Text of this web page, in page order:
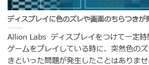
ディスプレイに色のズレや画面のちらつきが
Allion Labs ディスプレイをつけて一定時
ゲームをプレイしている時に、突然色の
きといった問題が発生したことはありま